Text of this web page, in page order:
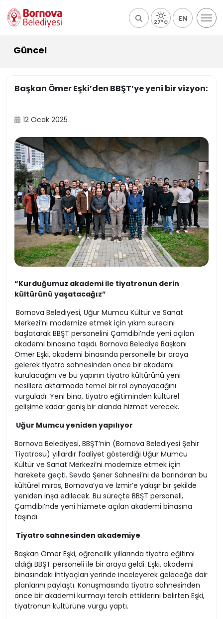
27°C EN
Güncel
Başkan Ömer Eşki’den BBŞT’ye yeni bir vizyon:
12 Ocak 2025
“Kurduğumuz akademi ile tiyatronun derin
kültürünü yaşatacağız”
Bornova Belediyesi, Uğur Mumcu Kültür ve Sanat
Merkezi’ni modernize etmek için yıkım sürecini
başlatarak BBŞT personelini Çamdibi’nde yeni açılan
akademi binasına taşıdı. Bornova Belediye Başkanı
Ömer Eşki, akademi binasında personelle bir araya
gelerek tiyatro sahnesinden önce bir akademi
kurulacağını ve bu yapının tiyatro kültürünü yeni
nesillere aktarmada temel bir rol oynayacağını
vurguladı. Yeni bina, tiyatro eğitiminden kültürel
gelişime kadar geniş bir alanda hizmet verecek.
Uğur Mumcu yeniden yapılıyor
Bornova Belediyesi, BBŞT’nin (Bornova Belediyesi Şehir
Tiyatrosu) yıllardır faaliyet gösterdiği Uğur Mumcu
Kültür ve Sanat Merkezi’ni modernize etmek için
harekete geçti. Sevda Şener Sahnesi’ni de barındıran bu
kültürel miras, Bornova’ya ve İzmir’e yakışır bir şekilde
yeniden inşa edilecek. Bu süreçte BBŞT personeli,
Çamdibi’nde yeni hizmete açılan akademi binasına
taşındı.
Tiyatro sahnesinden akademiye
Başkan Ömer Eşki, öğrencilik yıllarında tiyatro eğitimi
aldığı BBŞT personeli ile bir araya geldi. Eşki, akademi
binasındaki ihtiyaçları yerinde inceleyerek geleceğe dair
planlarını paylaştı. Konuşmasında tiyatro sahnesinden
önce bir akademi kurmayı tercih ettiklerini belirten Eşki,
tiyatronun kültürüne vurgu yaptı.